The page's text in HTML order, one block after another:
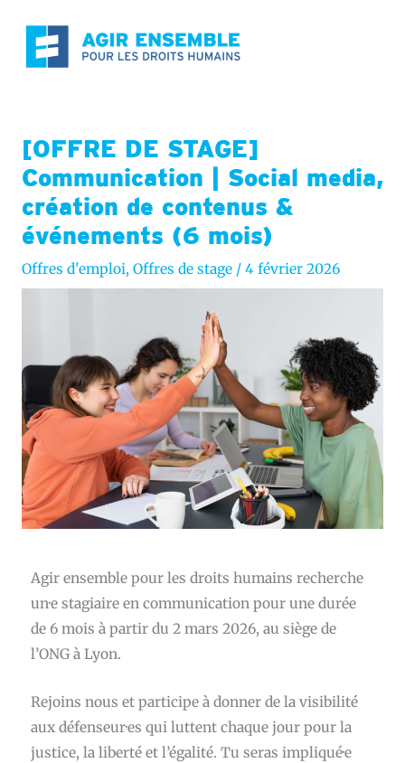
contenu
[OFFRE DE STAGE]
Communication | Social media,
création de contenus &
événements (6 mois)
Offres d'emploi, Offres de stage/ 4 février 2026
Agir ensemble pour les droits humains recherche
un·e stagiaire en communication pour une durée
de 6 mois à partir du 2 mars 2026, au siège de
l’ONG à Lyon.
Rejoins nous et participe à donner de la visibilité
aux défenseur·es qui luttent chaque jour pour la
justice, la liberté et l’égalité. Tu seras impliqué·e